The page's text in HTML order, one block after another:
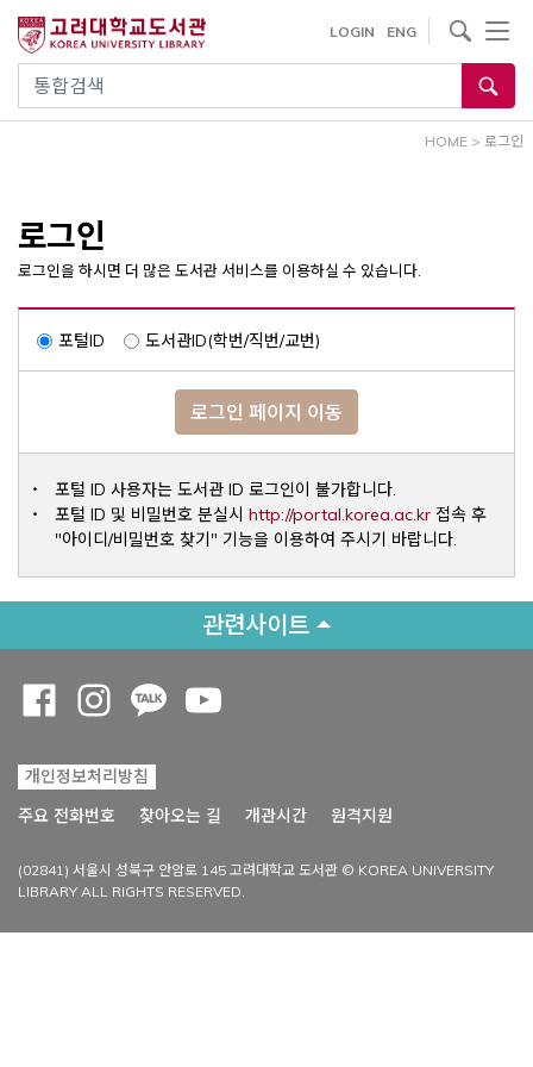
건
통합검색
LOGIN ENG
사이트내 검색
HOME > 로그인
로그인
로그인을 하시면 더 많은 도서관 서비스를 이용하실 수 있습니다.
포털ID 도서관ID(학번/직번/교번)
로그인 페이지 이동
포털 ID 사용자는 도서관 ID 로그인이 불가합니다.
포털 ID 및 비밀번호 분실시 http://portal.korea.ac.krOpens a
접속 후
"아이디/비밀번호 찾기" 기능을 이용하여 주시기 바랍니다.
관련사이트
개인정보처리방침
주요 전화번호
찾아오는 길 개관시간 원격지원
(02841) 서울시 성북구 안암로 145 고려대학교 도서관 © KOREA UNIVERSITY
LIBRARY ALL RIGHTS RESERVED.
Opens a new window
Opens a new window
Opens a new window